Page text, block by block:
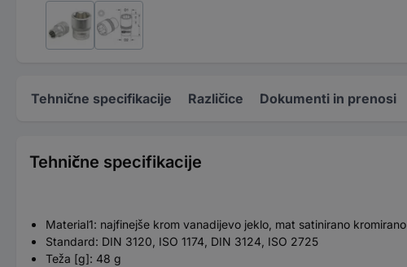
Tehnične specifikacije Različice Dokumenti in prenosi
Tehnične specifikacije
Material1: najfinejše krom vanadijevo jeklo, mat satinirano kromirano
Standard: DIN 3120, ISO 1174, DIN 3124, ISO 2725
Teža [g]: 48 g